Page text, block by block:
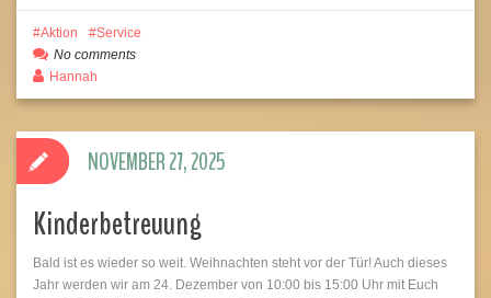
Aktion
Service
No comments
Hannah
Kinderbetreuung
Bald ist es wieder so weit. Weihnachten steht vor der Tür! Auch dieses
Jahr werden wir am 24. Dezember von 10:00 bis 15:00 Uhr mit Euch
NOVEMBER 27, 2025